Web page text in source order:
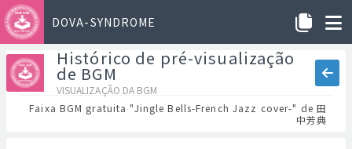
DOVA-SYNDROME
Histórico de pré-visualização
de BGM
VISUALIZAÇÃO DA BGM
Faixa BGM gratuita "Jingle Bells-French Jazz cover-" de 田
中芳典